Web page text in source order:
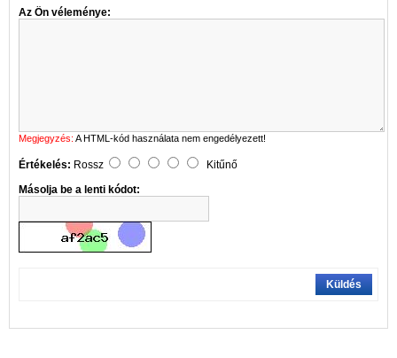
Az Ön véleménye:
Megjegyzés: A HTML-kód használata nem engedélyezett!
Értékelés: Rossz
Kitűnő
Másolja be a lenti kódot:
Küldés